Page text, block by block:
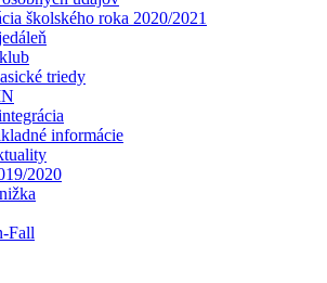
školského roka 2020/2021
triedy
informácie
2020
Fall